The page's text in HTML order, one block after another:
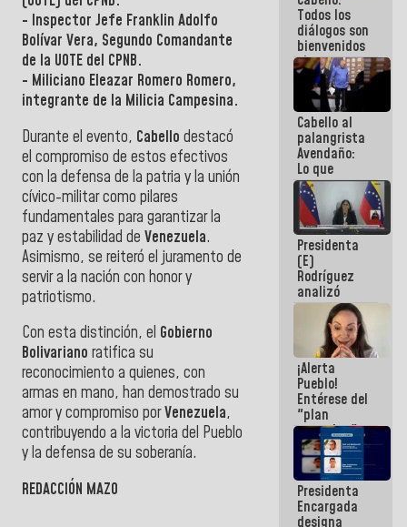
- Inspector Jefe Franklin Adolfo
Bolívar Vera, Segundo Comandante
de la UOTE del CPNB.
- Miliciano Eleazar Romero Romero,
integrante de la Milicia Campesina.
Durante el evento, Cabello destacó
el compromiso de estos efectivos
con la defensa de la patria y la unión
cívico-militar como pilares
fundamentales para garantizar la
paz y estabilidad de Venezuela.
Asimismo, se reiteró el juramento de
servir a la nación con honor y
patriotismo.
Con esta distinción, el Gobierno
Bolivariano ratifica su
reconocimiento a quienes, con
armas en mano, han demostrado su
amor y compromiso porVenezuela,
contribuyendo a la victoria del Pueblo
y la defensa de su soberanía.
REDACCIÓN MAZO
Todos los
diálogos son
bienvenidos
siempre que
estén en el
marco de la
Constitución
de la
República
Cabello al
palangrista
Avendaño:
Lo que
vayas a
escribir
hazlo hoy
por que no
sabemos si
la semana
que viene
hay
programa
Presidenta
(E)
Rodríguez
analizó
junto a
gobernadores
planes de
recuperación
del Sistema
Eléctrico
Nacional
¡Alerta
Pueblo!
Entérese del
"plan
enjambre"
de La Sayo
para
sabotear el
diálogo y
promover el
Presidenta
Encargada
designa